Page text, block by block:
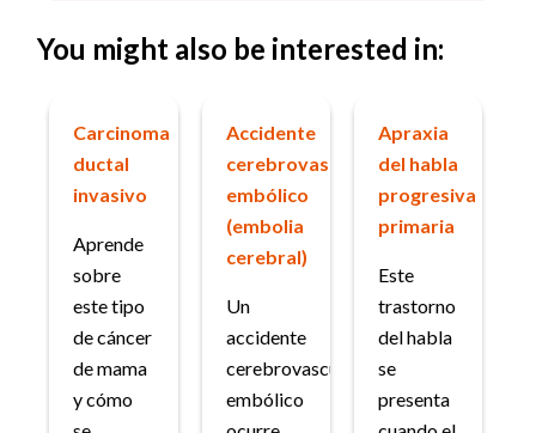
You might also be interested in:
Carcinoma
ductal
invasivo
Aprende
sobre
este tipo
de cáncer
de mama
y cómo
Accidente
cerebrovascular
embólico
(embolia
cerebral)
Un
accidente
cerebrovascular
embólico
Apraxia
del habla
progresiva
primaria
Este
trastorno
del habla
se
presenta